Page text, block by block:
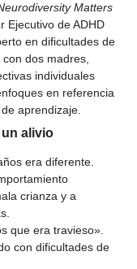
Matters
Ejecutivo de ADHD
en dificultades de
dos madres,
individuales
en referencia
aprendizaje.
alivio
era diferente.
crianza y a
que era travieso».
con dificultades de